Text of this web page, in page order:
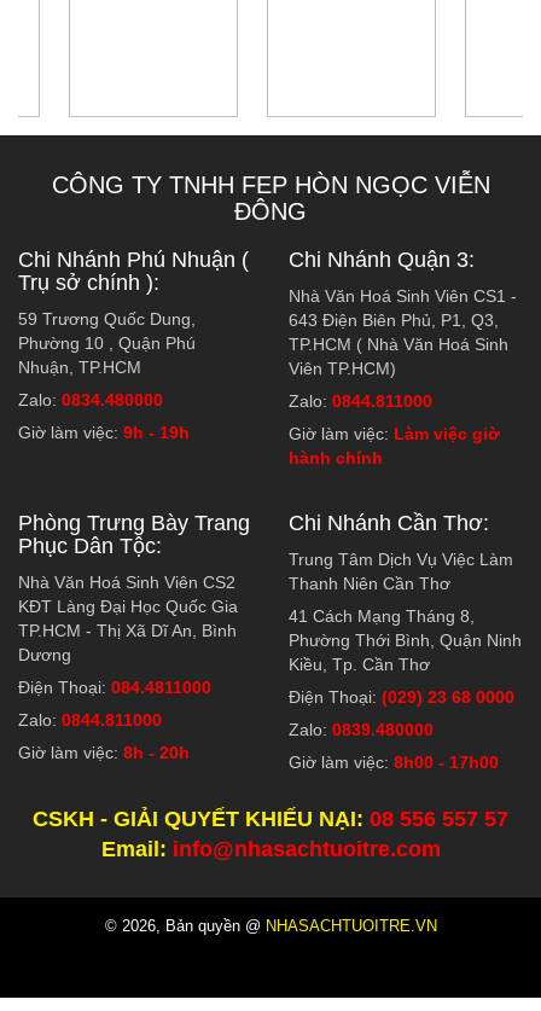
CÔNG TY TNHH FEP HÒN NGỌC VIỄN
ĐÔNG
Chi Nhánh Phú Nhuận (
Trụ sở chính ):
59 Trương Quốc Dung,
Phường 10 , Quận Phú
Nhuận, TP.HCM
Zalo: 0834.480000
Giờ làm việc: 9h - 19h
Chi Nhánh Quận 3:
Nhà Văn Hoá Sinh Viên CS1 -
643 Điện Biên Phủ, P1, Q3,
TP.HCM ( Nhà Văn Hoá Sinh
Viên TP.HCM)
Zalo: 0844.811000
Giờ làm việc: Làm việc giờ
hành chính
Phòng Trưng Bày Trang
Phục Dân Tộc:
Nhà Văn Hoá Sinh Viên CS2
KĐT Làng Đại Học Quốc Gia
TP.HCM - Thị Xã Dĩ An, Bình
Dương
Điện Thoại: 084.4811000
Zalo: 0844.811000
Giờ làm việc: 8h - 20h
Chi Nhánh Cần Thơ:
Trung Tâm Dịch Vụ Việc Làm
Thanh Niên Cần Thơ
41 Cách Mạng Tháng 8,
Phường Thới Bình, Quận Ninh
Kiều, Tp. Cần Thơ
Điện Thoại: (029) 23 68 0000
Zalo: 0839.480000
Giờ làm việc: 8h00 - 17h00
CSKH - GIẢI QUYẾT KHIẾU NẠI: 08 556 557 57
Email: info@nhasachtuoitre.com
© 2026, Bản quyền @ NHASACHTUOITRE.VN